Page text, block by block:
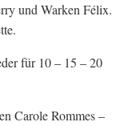
und Warken Félix.
für 10 – 15 – 20
Carole Rommes –